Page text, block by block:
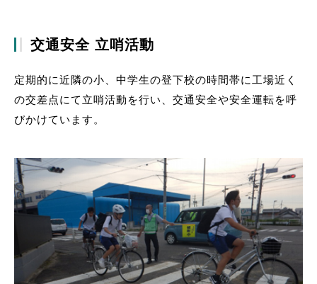
交通安全 立哨活動
定期的に近隣の小、中学生の登下校の時間帯に工場近く
の交差点にて立哨活動を行い、交通安全や安全運転を呼
びかけています。